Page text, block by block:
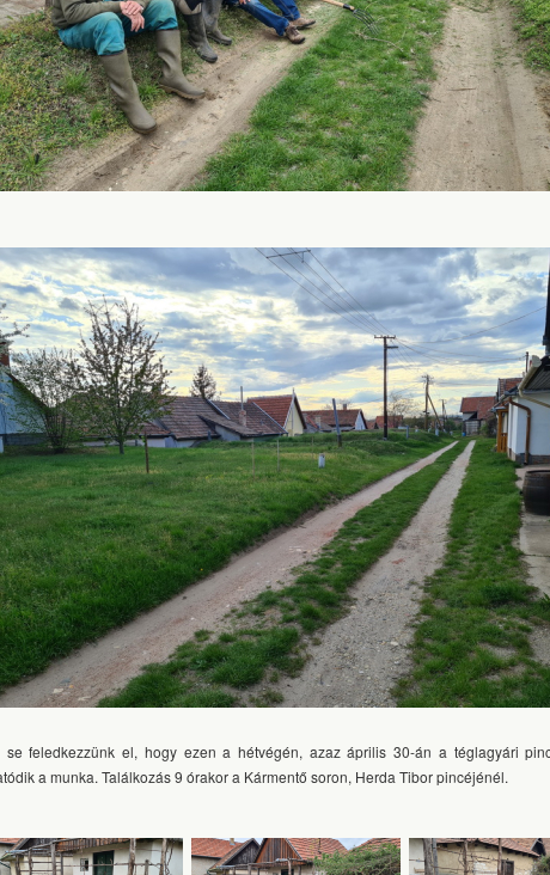
se feledkezzünk el, hogy ezen a hétvégén, azaz április 30-án a téglagyári
a munka. Találkozás 9 órakor a Kármentő soron, Herda Tibor pincéjénél.